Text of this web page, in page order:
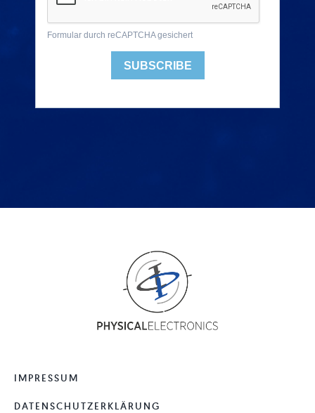
IMPRESSUM
DATENSCHUTZERKLÄRUNG